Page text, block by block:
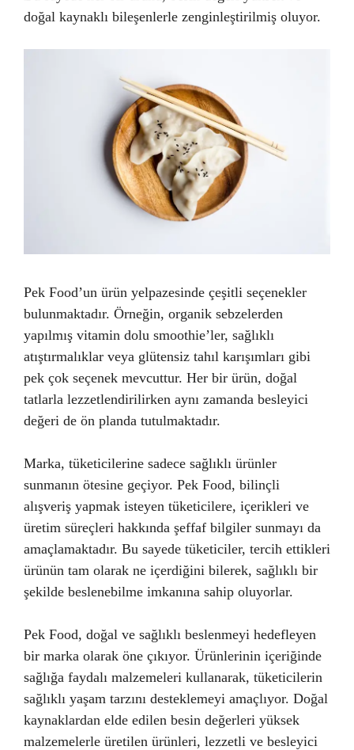
doğal kaynaklı bileşenlerle zenginleştirilmiş oluyor.
Pek Food’un ürün yelpazesinde çeşitli seçenekler
bulunmaktadır. Örneğin, organik sebzelerden
yapılmış vitamin dolu smoothie’ler, sağlıklı
atıştırmalıklar veya glütensiz tahıl karışımları gibi
pek çok seçenek mevcuttur. Her bir ürün, doğal
tatlarla lezzetlendirilirken aynı zamanda besleyici
değeri de ön planda tutulmaktadır.
Marka, tüketicilerine sadece sağlıklı ürünler
sunmanın ötesine geçiyor. Pek Food, bilinçli
alışveriş yapmak isteyen tüketicilere, içerikleri ve
üretim süreçleri hakkında şeffaf bilgiler sunmayı da
amaçlamaktadır. Bu sayede tüketiciler, tercih ettikleri
ürünün tam olarak ne içerdiğini bilerek, sağlıklı bir
şekilde beslenebilme imkanına sahip oluyorlar.
Pek Food, doğal ve sağlıklı beslenmeyi hedefleyen
bir marka olarak öne çıkıyor. Ürünlerinin içeriğinde
sağlığa faydalı malzemeleri kullanarak, tüketicilerin
sağlıklı yaşam tarzını desteklemeyi amaçlıyor. Doğal
kaynaklardan elde edilen besin değerleri yüksek
malzemelerle üretilen ürünleri, lezzetli ve besleyici